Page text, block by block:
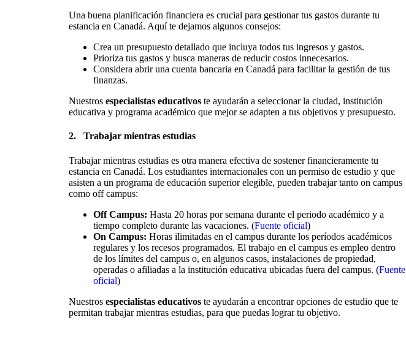
Una buena planificación financiera es crucial para gestionar tus gastos durante tu
estancia en Canadá. Aquí te dejamos algunos consejos:
Crea un presupuesto detallado que incluya todos tus ingresos y gastos.
Prioriza tus gastos y busca maneras de reducir costos innecesarios.
Considera abrir una cuenta bancaria en Canadá para facilitar la gestión de tus
finanzas.
Nuestros especialistas educativos te ayudarán a seleccionar la ciudad, institución
educativa y programa académico que mejor se adapten a tus objetivos y presupuesto.
2. Trabajar mientras estudias
Trabajar mientras estudias es otra manera efectiva de sostener financieramente tu
estancia en Canadá. Los estudiantes internacionales con un permiso de estudio y que
asisten a un programa de educación superior elegible, pueden trabajar tanto on campus
como off campus:
Off Campus: Hasta 20 horas por semana durante el periodo académico y a
tiempo completo durante las vacaciones. (Fuente oficial)
On Campus: Horas ilimitadas en el campus durante los períodos académicos
regulares y los recesos programados. El trabajo en el campus es empleo dentro
de los límites del campus o, en algunos casos, instalaciones de propiedad,
operadas o afiliadas a la institución educativa ubicadas fuera del campus. (Fuente
oficial)
Nuestros especialistas educativos te ayudarán a encontrar opciones de estudio que te
permitan trabajar mientras estudias, para que puedas lograr tu objetivo.